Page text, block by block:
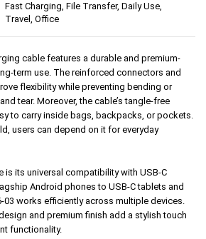
Fast Charging, File Transfer, Daily Use,
Travel, Office
cable features a durable and premium-
term use. The reinforced connectors and
flexibility while preventing bending or
tear. Moreover, the cable’s tangle-free
to carry inside bags, backpacks, or pockets.
users can depend on it for everyday
is its universal compatibility with USB-C
Android phones to USB-C tablets and
03 works efficiently across multiple devices.
and premium finish add a stylish touch
functionality.